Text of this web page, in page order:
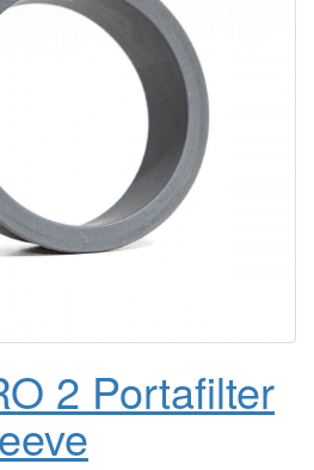
2 Portafilter